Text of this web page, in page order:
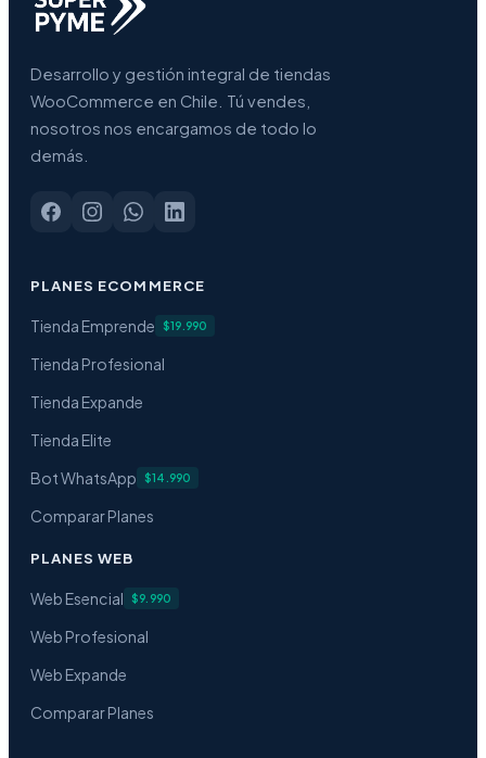
Desarrollo y gestión integral de tiendas
WooCommerce en Chile. Tú vendes,
nosotros nos encargamos de todo lo
demás.
PLANES ECOMMERCE
Tienda Emprende $19.990
Tienda Profesional
Tienda Expande
Tienda Elite
Bot WhatsApp
$14.990
Comparar Planes
PLANES WEB
Web Esencial $9.990
Web Profesional
Web Expande
Comparar Planes